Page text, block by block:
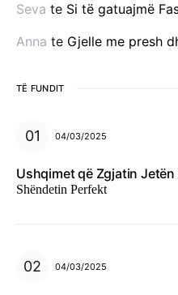
Seva te Si të gatuajmë
Anna te Gjelle me presh
TË FUNDIT
04/03/2025
Ushqimet që Zgjatin
Shëndetin Perfekt
04/03/2025